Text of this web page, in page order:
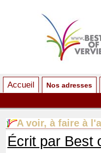
Accueil Nos adresses
A voir, à faire à
Écrit par Best